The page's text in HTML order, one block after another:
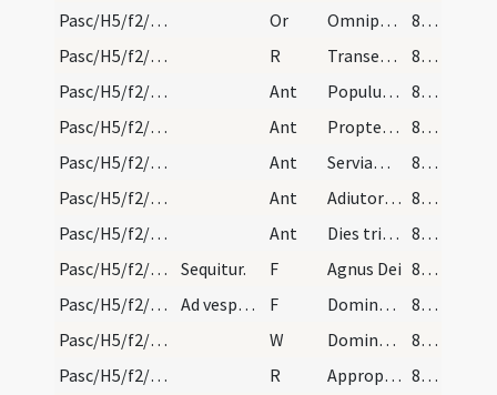
Pasc/H5/f2/Rogationes/Rogation Days/stational oration/13
Or Omnipotens sempiterne ... per gratiam.
855 (252)
Pasc/H5/f2/Rogationes/Rogation Days/procession/12
R Transeat a me
855 (252)
Pasc/H5/f2/Rogationes/Rogation Days/procession/17
Ant Populus meus si
855 (252)
Pasc/H5/f2/Rogationes/Rogation Days/procession/18
Ant Propter peccata
855 (252)
Pasc/H5/f2/Rogationes/Rogation Days/procession/19
Ant Serviamus Domino
855 (252)
Pasc/H5/f2/Rogationes/Rogation Days/procession/20
Ant Adiutor noster
855 (252)
Pasc/H5/f2/Rogationes/Rogation Days/procession/21
Ant Dies tribulationis
855 (252)
Pasc/H5/f2/Rogationes/Rogation Days/procession/2
Sequitur. F Agnus Dei
856 (253)
Pasc/H5/f2/Rogationes/Rogation Days/office/3
Ad vesperas lucern. F Dominus illuminatio
856 (253)
Pasc/H5/f2/Rogationes/Rogation Days/office
W Dominus protector
856 (253)
Pasc/H5/f2/Rogationes/Rogation Days/office/13
R Appropinquet oratio 856 (253)